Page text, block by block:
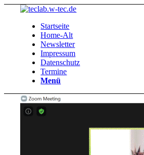
Startseite
Home-Alt
Newsletter
Impressum
Datenschutz
Termine
Menü